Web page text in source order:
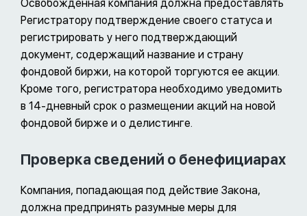
Освобожденная компания должна предоставлять
Регистратору подтверждение своего статуса и
регистрировать у него подтверждающий
документ, содержащий название и страну
фондовой биржи, на которой торгуются ее акции.
Кроме того, регистратора необходимо уведомить
в 14-дневный срок о размещении акций на новой
фондовой бирже и о делистинге.
Проверка сведений о бенефициарах
Компания, попадающая под действие Закона,
должна предпринять разумные меры для